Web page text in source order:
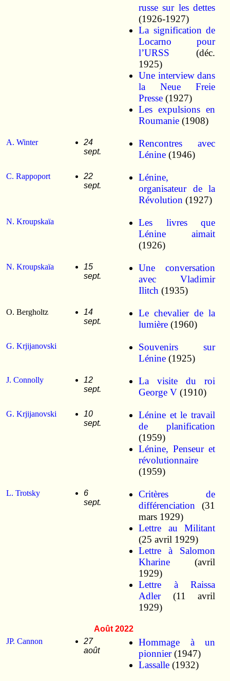
russe sur les dettes
(1926-1927)
La signification de
Locarno pour
l’URSS (déc.
1925)
Une interview dans
la Neue Freie
Presse(1927)
Les expulsions en
Roumanie(1908)
A. Winter
24
sept.
Rencontres avec
Lénine(1946)
C. Rappoport
22
sept.
Lénine,
organisateur de la
Révolution (1927)
N. Kroupskaïa
Les livres que
Lénine aimait
(1926)
N. Kroupskaïa
15
sept.
Une conversation
avec Vladimir
Ilitch (1935)
O. Bergholtz
14
sept.
Le chevalier de la
lumière(1960)
G. Krjijanovski
Souvenirs sur
Lénine(1925)
J. Connolly
12
sept.
La visite du roi
George V(1910)
G. Krjijanovski
10
sept.
Lénine et le travail
de planification
(1959)
Lénine, Penseur et
révolutionnaire
(1959)
L. Trotsky
6
sept.
Critères de
différenciation (31
mars 1929)
Lettre au Militant
(25 avril 1929)
Lettre à Salomon
Kharine(avril
1929)
Lettre à Raissa
Adler(11 avril
1929)
Août 2022
JP. Cannon
27
août
Hommage à un
pionnier(1947)
Lassalle(1932)